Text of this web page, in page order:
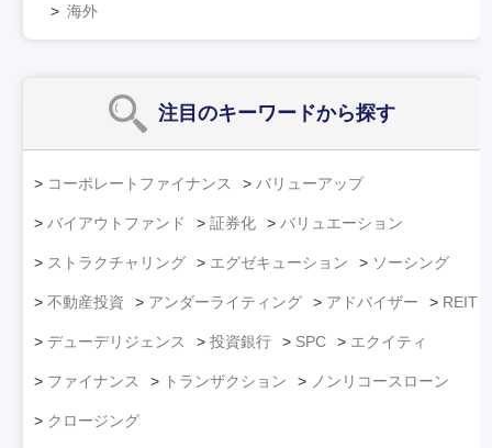
海外
注目のキーワードから探す
コーポレートファイナンス バリューアップ
バイアウトファンド 証券化 バリュエーション
ストラクチャリング エグゼキューション ソーシング
不動産投資 アンダーライティング アドバイザー REIT
デューデリジェンス 投資銀行 SPC エクイティ
ファイナンス トランザクション ノンリコースローン
クロージング